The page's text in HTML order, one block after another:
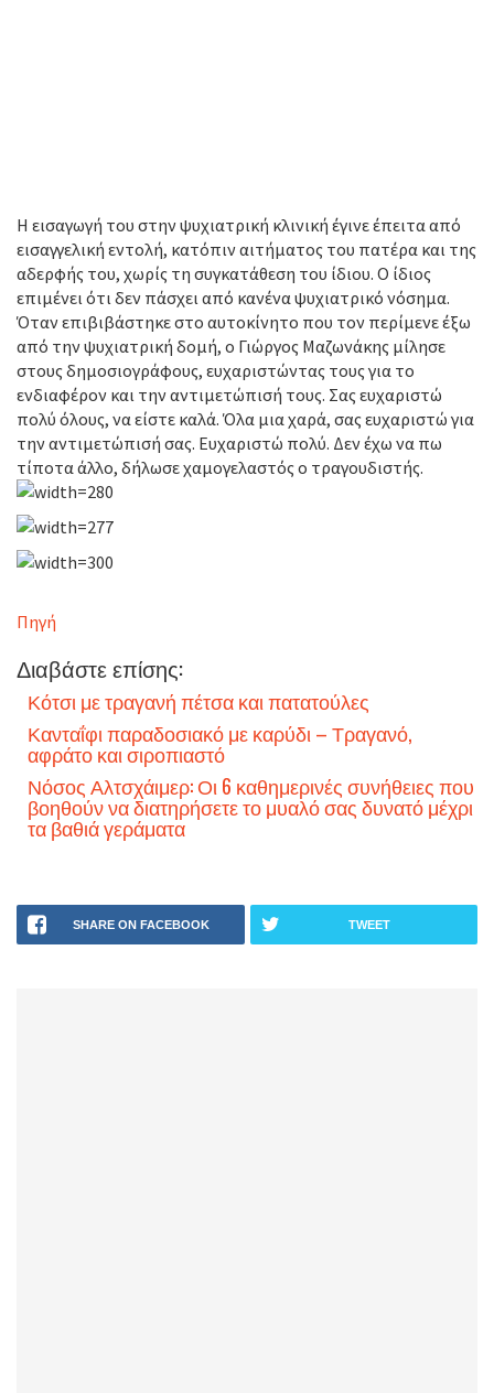
Η εισαγωγή του στην ψυχιατρική κλινική έγινε έπειτα από
εισαγγελική εντολή, κατόπιν αιτήματος του πατέρα και της
αδερφής του, χωρίς τη συγκατάθεση του ίδιου. Ο ίδιος
επιμένει ότι δεν πάσχει από κανένα ψυχιατρικό νόσημα.
Όταν επιβιβάστηκε στο αυτοκίνητο που τον περίμενε έξω
από την ψυχιατρική δομή, ο Γιώργος Μαζωνάκης μίλησε
στους δημοσιογράφους, ευχαριστώντας τους για το
ενδιαφέρον και την αντιμετώπισή τους. Σας ευχαριστώ
πολύ όλους, να είστε καλά. Όλα μια χαρά, σας ευχαριστώ για
την αντιμετώπισή σας. Ευχαριστώ πολύ. Δεν έχω να πω
τίποτα άλλο, δήλωσε χαμογελαστός ο τραγουδιστής.
Πηγή
Διαβάστε επίσης:
Κότσι με τραγανή πέτσα και πατατούλες
Κανταΐφι παραδοσιακό με καρύδι – Τραγανό,
αφράτο και σιροπιαστό
Νόσος Αλτσχάιμερ: Οι 6 καθημερινές συνήθειες που
βοηθούν να διατηρήσετε το μυαλό σας δυνατό μέχρι
τα βαθιά γεράματα
SHARE ON FACEBOOK TWEET